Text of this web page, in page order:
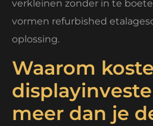
verkleinen zonder in te
vormen refurbished
oplossing.
Waarom
meer dan je